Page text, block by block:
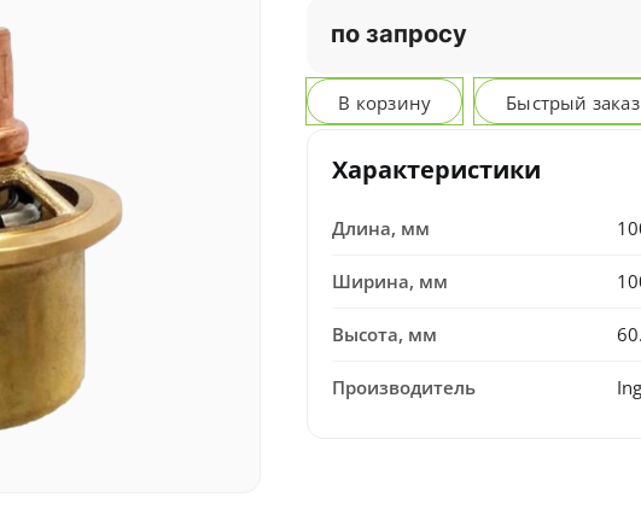
по запросу
В корзину Быстрый заказ
Характеристики
Длина, мм
Ширина, мм
Высота, мм
Производитель